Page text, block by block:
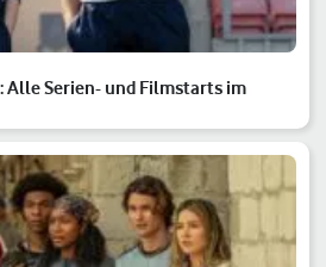
Alle Serien- und Filmstarts im